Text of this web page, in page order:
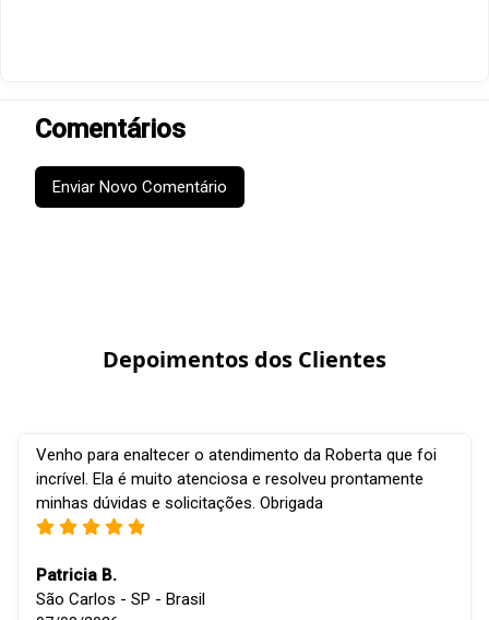
Comentários
Enviar Novo Comentário
Depoimentos dos Clientes
Venho para enaltecer o atendimento da Roberta que foi
incrível. Ela é muito atenciosa e resolveu prontamente
minhas dúvidas e solicitações. Obrigada
Patricia B.
São Carlos - SP - Brasil